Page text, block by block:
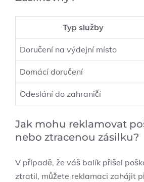
Typ služby
Doručení na výdejní místo
Domácí doručení
Odeslání do zahraničí
Jak mohu⁣ reklamovat
nebo ztracenou zásilku?
V případě, že váš balík⁣ přišel​
ztratil, můžete reklamaci zahájit